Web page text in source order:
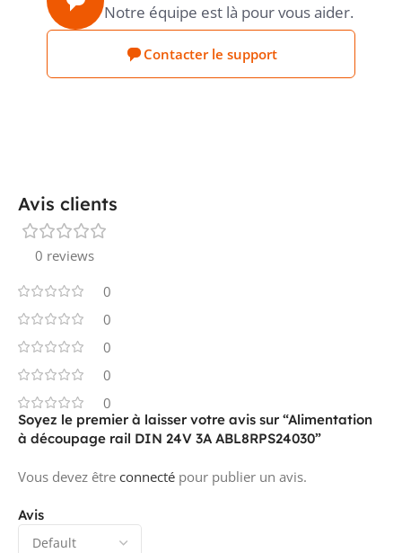
LARGEUR D'ENCASTREMENT 0 mm
LARGEUR
PROFONDEUR 125 mm
ADAPTÉ AUX FONCTIONS DE SÉCURITÉ
Notre équipe est là pour vous aider.
Contacter le support
Avis clients
0 reviews
0
0
0
0
0
Avis
Soyez le premier à laisser votre avis sur “Alimentation
à découpage rail DIN 24V 3A ABL8RPS24030”
Vous devez être connecté pour publier un avis.